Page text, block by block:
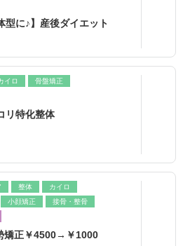
型に♪】産後ダイエット
イロ
骨盤矯正
リ特化整体
整体
カイロ
小顔矯正
接骨・整骨
矯正￥4500→￥1000